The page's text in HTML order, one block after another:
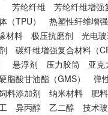
芳纶纤维
芳纶纤维增强
（TPU）
热塑性纤维增
材料 极压抗磨剂
光电
碳纤维增强复合材料（
悬浮剂 压力胶筒
亚克
脂酸甘油酯（GMS）
弹
料添加剂 纳米材料
肥
异丙醇 乙二醇
技术